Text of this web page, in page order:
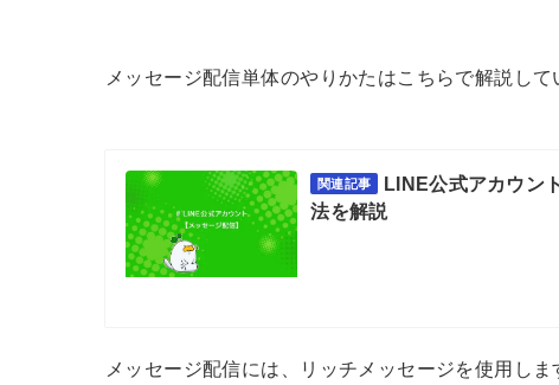
メッセージ配信単体のやりかたはこちらで解説して
関連記事
LINE公式アカウン
法を解説
メッセージ配信には、リッチメッセージを使用しま